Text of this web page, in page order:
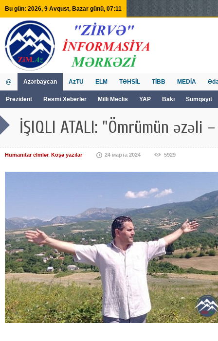
Bu gün: 2026, 9 Avqust, Bazar günü, 07:11
@ Azərbaycan
Prezident Rəsmi Xəbərlər Milli Məclis YAP Bakı Sumqayıt
GVİİM
AzTU ELM TƏHSİL TİBB MEDİA
İŞIQLI ATALI: "Ömrümün əzəli
Humanitar elmlər, Köşə yazılar 24 марта 2024 5929